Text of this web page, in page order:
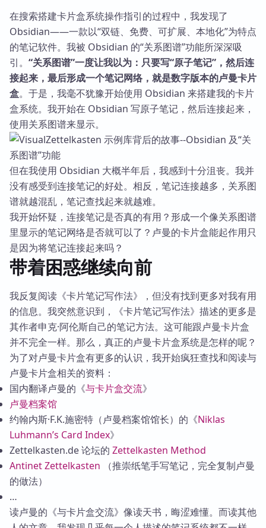
在搜索搭建卡片盒系统操作指引的过程中，我发现了
Obsidian——一款以“双链、免费、可扩展、本地化”为特点
的笔记软件。我被 Obsidian 的“关系图谱”功能所深深吸
引。 “关系图谱”一度让我以为：只要写“原子笔记”，然后连
接起来，最后形成一个笔记网络，就是数字版本的卢曼卡片
盒。于是，我毫不犹豫开始使用 Obsidian 来搭建我的卡片
盒系统。我开始在 Obsidian 写原子笔记，然后连接起来，
使用关系图谱来显示。
但在我使用 Obsidian 大概半年后，我感到十分沮丧。我并
没有感受到连接笔记的好处。相反，笔记连接越多，关系图
谱就越混乱，笔记查找起来就越难。
我开始怀疑，连接笔记是否真的有用？形成一个像关系图谱
里显示的笔记网络是否就可以了？卢曼的卡片盒能起作用只
是因为将笔记连接起来吗？
带着困惑继续向前
我反复阅读《卡片笔记写作法》，但没有找到更多对我有用
的信息。我突然意识到，《卡片笔记写作法》描述的更多是
其作者申克·阿伦斯自己的笔记方法。这可能跟卢曼卡片盒
并不完全一样。那么，真正的卢曼卡片盒系统是怎样的呢？
为了对卢曼卡片盒有更多的认识，我开始疯狂查找和阅读与
卢曼卡片盒相关的资料：
国内翻译卢曼的《与卡片盒交流》
卢曼档案馆
约翰内斯·F.K.施密特（卢曼档案馆馆长）的《Niklas
Luhmann’s Card Index》
Zettelkasten.de 论坛的 Zettelkasten Method
Antinet Zettelkasten （推崇纸笔手写笔记，完全复制卢曼
的做法）
…
读卢曼的《与卡片盒交流》像读天书，晦涩难懂。而读其他